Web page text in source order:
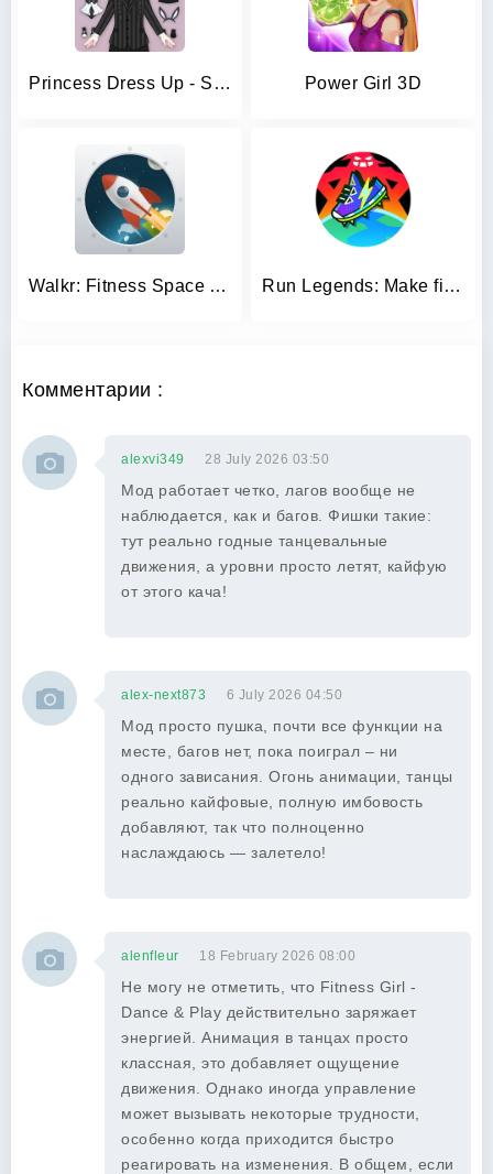
Princess Dress Up - Sweet Doll Power Girl 3D
Walkr: Fitness Space Adventure Run Legends: Make fitness fun!
Комментарии :
alexvi349 28 July 2026 03:50
Мод работает четко, лагов вообще не
наблюдается, как и багов. Фишки такие:
тут реально годные танцевальные
движения, а уровни просто летят, кайфую
от этого кача!
alex-next873 6 July 2026 04:50
Мод просто пушка, почти все функции на
месте, багов нет, пока поиграл – ни
одного зависания. Огонь анимации, танцы
реально кайфовые, полную имбовость
добавляют, так что полноценно
наслаждаюсь — залетело!
alenfleur 18 February 2026 08:00
Не могу не отметить, что Fitness Girl -
Dance & Play действительно заряжает
энергией. Анимация в танцах просто
классная, это добавляет ощущение
движения. Однако иногда управление
может вызывать некоторые трудности,
особенно когда приходится быстро
реагировать на изменения. В общем, если